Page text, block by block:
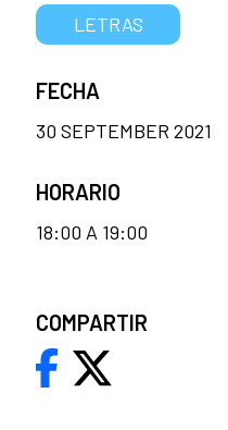
LETRAS
FECHA
30 SEPTEMBER 2021
HORARIO
18:00 A 19:00
COMPARTIR